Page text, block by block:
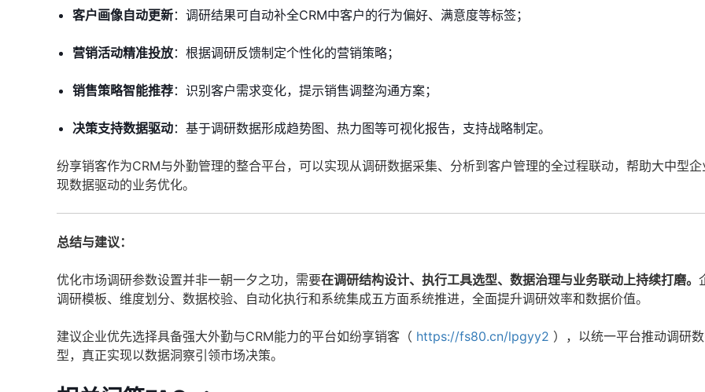
客户画像自动更新：调研结果可自动补全CRM中客户的行为偏好、满意度等标签；
营销活动精准投放：根据调研反馈制定个性化的营销策略；
销售策略智能推荐：识别客户需求变化，提示销售调整沟通方案；
决策支持数据驱动：基于调研数据形成趋势图、热力图等可视化报告，支持战略制定。
纷享销客作为CRM与外勤管理的整合平台，可以实现从调研数据采集、分析到客户管理的全过程联动，帮助大中型企
现数据驱动的业务优化。
总结与建议：
优化市场调研参数设置并非一朝一夕之功，需要在调研结构设计、执行工具选型、数据治理与业务联动上持续打磨。
调研模板、维度划分、数据校验、自动化执行和系统集成五方面系统推进，全面提升调研效率和数据价值。
建议企业优先选择具备强大外勤与CRM能力的平台如纷享销客（ https://fs80.cn/lpgyy2 ），以统一平台推动调研
型，真正实现以数据洞察引领市场决策。